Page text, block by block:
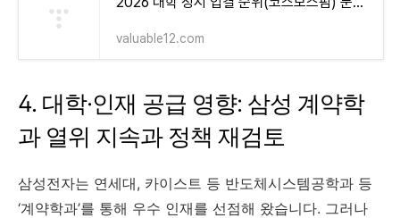
valuable12.com
4. 대학·인재 공급 영향: 삼성 계약학
과 열위 지속과 정책 재검토
삼성전자는 연세대, 카이스트 등 반도체시스템공학과 등
‘계약학과’를 통해 우수 인재를 선점해 왔습니다. 그러나